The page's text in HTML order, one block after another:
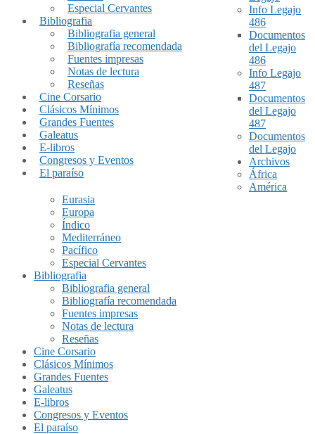
Especial Cervantes
Bibliografia
Bibliografia general
Bibliografía recomendada
Fuentes impresas
Notas de lectura
Reseñas
Cine Corsario
Clásicos Mínimos
Grandes Fuentes
Galeatus
E-libros
Congresos y Eventos
El paraíso
Info Legajo
486
Documentos
del Legajo
486
Info Legajo
487
Documentos
del Legajo
487
Documentos
del Legajo
Archivos
África
América
Eurasia
Europa
Índico
Mediterráneo
Pacífico
Especial Cervantes
Bibliografia
Bibliografia general
Bibliografía recomendada
Fuentes impresas
Notas de lectura
Reseñas
Cine Corsario
Clásicos Mínimos
Grandes Fuentes
Galeatus
E-libros
Congresos y Eventos
El paraíso